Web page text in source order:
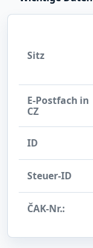
Sitz
E-Postfach in
CZ
ID
Steuer-ID
ČAK-Nr.: